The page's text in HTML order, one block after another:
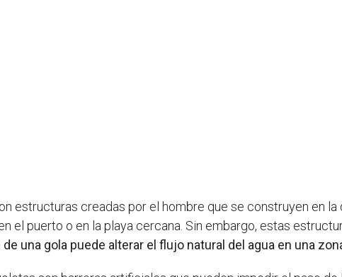
estructuras creadas por el hombre que se construyen en
el puerto o en la playa cercana. Sin embargo, estas
una gola puede alterar el flujo natural del agua en una